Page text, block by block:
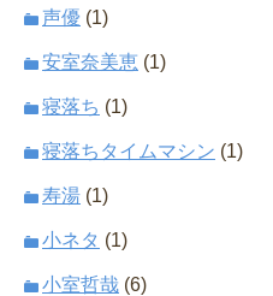
声優 (1)
安室奈美恵 (1)
寝落ち (1)
寝落ちタイムマシン (1)
寿湯 (1)
小ネタ (1)
小室哲哉 (6)